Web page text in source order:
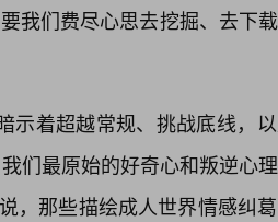
我们费尽心思去挖掘、去下
示着超越常规、挑战底线，
们最原始的好奇心和叛逆心
，那些描绘成人世界情感纠